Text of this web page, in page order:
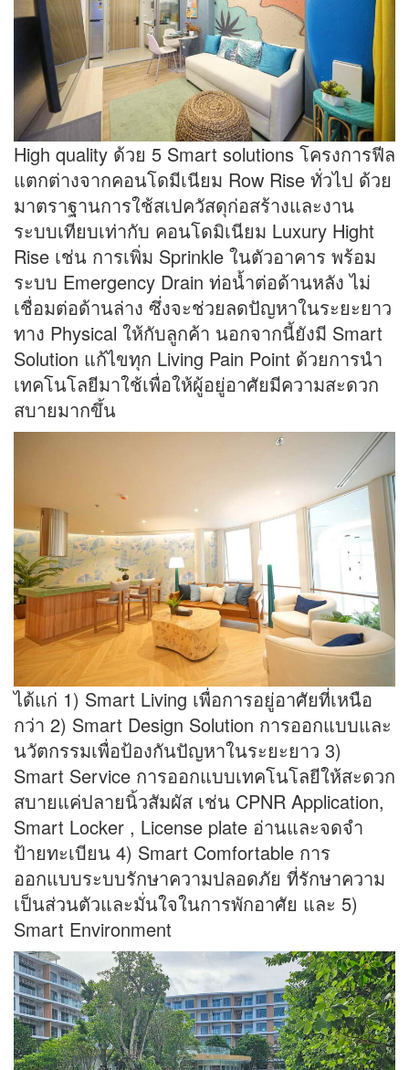
High quality ด้วย 5 Smart solutions โครงการฟีล
แตกต่างจากคอนโดมีเนียม Row Rise ทั่วไป ด้วย
มาตราฐานการใช้สเปควัสดุก่อสร้างและงาน
ระบบเทียบเท่ากับ คอนโดมิเนียม Luxury Hight
Rise เช่น การเพิ่ม Sprinkle ในตัวอาคาร พร้อม
ระบบ Emergency Drain ท่อน้ำต่อด้านหลัง ไม่
เชื่อมต่อด้านล่าง ซึ่งจะช่วยลดปัญหาในระยะยาว
ทาง Physical ให้กับลูกค้า นอกจากนี้ยังมี Smart
Solution แก้ไขทุก Living Pain Point ด้วยการนำ
เทคโนโลยีมาใช้เพื่อให้ผู้อยู่อาศัยมีความสะดวก
สบายมากขึ้น
ได้แก่ 1) Smart Living เพื่อการอยู่อาศัยที่เหนือ
กว่า 2) Smart Design Solution การออกแบบและ
นวัตกรรมเพื่อป้องกันปัญหาในระยะยาว 3)
Smart Service การออกแบบเทคโนโลยีให้สะดวก
สบายแค่ปลายนิ้วสัมผัส เช่น CPNR Application,
Smart Locker , License plate อ่านและจดจำ
ป้ายทะเบียน 4) Smart Comfortable การ
ออกแบบระบบรักษาความปลอดภัย ที่รักษาความ
เป็นส่วนตัวและมั่นใจในการพักอาศัย และ 5)
Smart Environment